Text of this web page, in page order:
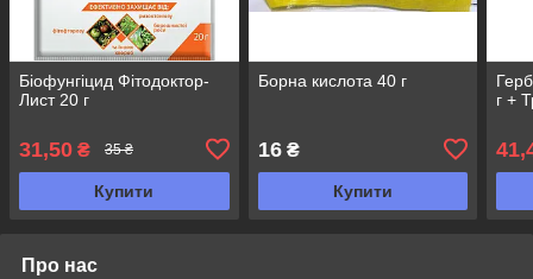
Біофунгіцид Фітодоктор-
Лист 20 г
31,50 ₴ 35 ₴
Купити
Борна кислота 40 г
16₴
Купити
г +
Про нас